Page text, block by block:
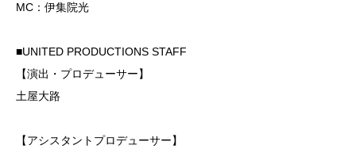
MC：伊集院光
■UNITED PRODUCTIONS STAFF
【演出・プロデューサー】
土屋大路
【アシスタントプロデューサー】